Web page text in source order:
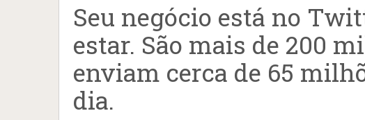
Seu negócio está no
estar. São mais de 200
enviam cerca de 65
dia.